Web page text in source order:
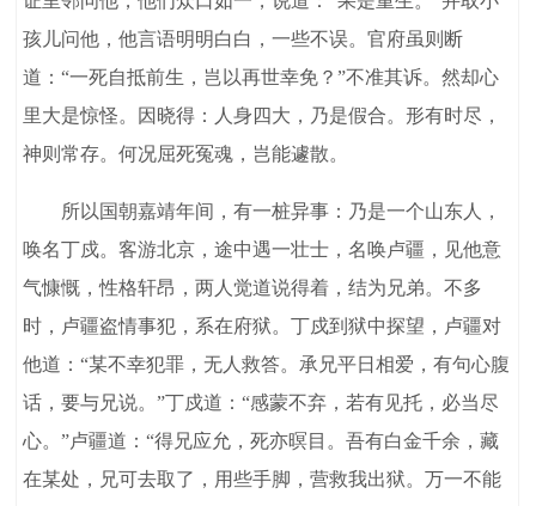
孩儿问他，他言语明明白白，一些不误。官府虽则断
道：“一死自抵前生，岂以再世幸免？”不准其诉。然却心
里大是惊怪。因晓得：人身四大，乃是假合。形有时尽，
神则常存。何况屈死冤魂，岂能遽散。
所以国朝嘉靖年间，有一桩异事：乃是一个山东人，
唤名丁戍。客游北京，途中遇一壮士，名唤卢疆，见他意
气慷慨，性格轩昂，两人觉道说得着，结为兄弟。不多
时，卢疆盗情事犯，系在府狱。丁戍到狱中探望，卢疆对
他道：“某不幸犯罪，无人救答。承兄平日相爱，有句心腹
话，要与兄说。”丁戍道：“感蒙不弃，若有见托，必当尽
心。”卢疆道：“得兄应允，死亦暝目。吾有白金千余，藏
在某处，兄可去取了，用些手脚，营救我出狱。万一不能